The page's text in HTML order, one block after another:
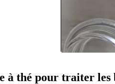
à thé pour traiter les